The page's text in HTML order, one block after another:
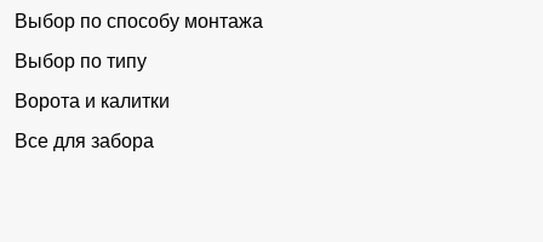
Выбор по способу монтажа
Выбор по типу
Ворота и калитки
Все для забора